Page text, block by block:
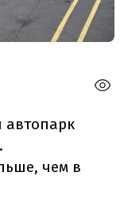
автопарк
чем в